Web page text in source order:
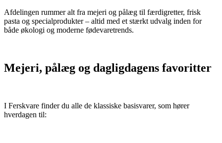
Afdelingen rummer alt fra mejeri og pålæg til færdigretter, frisk
pasta og specialprodukter – altid med et stærkt udvalg inden for
både økologi og moderne fødevaretrends.
Mejeri, pålæg og dagligdagens favoritter
I Ferskvare finder du alle de klassiske basisvarer, som hører
hverdagen til: